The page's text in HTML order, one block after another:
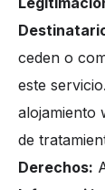
ceden o
este
alojamiento
de
Derechos: